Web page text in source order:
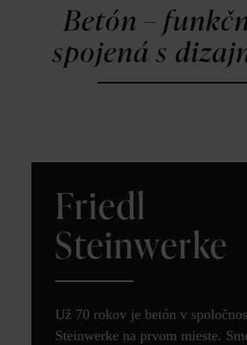
Betón –
spojená s
Friedl
Steinwerke
Už 70 rokov je betón v
Steinwerke na prvom mieste.